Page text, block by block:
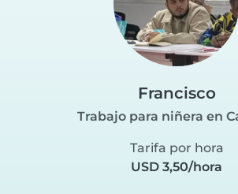
Francisco
Trabajo para niñera en
Tarifa por hora
USD 3,50/hora